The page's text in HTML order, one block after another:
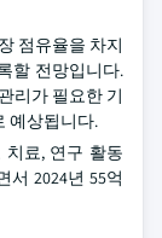
점유율을 차지
할 전망입니다.
리가 필요한 기
예상됩니다.
료, 연구 활동
서 2024년 55억